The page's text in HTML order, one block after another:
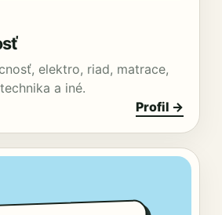
elektro, riad, matrace,
a iné.
Profil →